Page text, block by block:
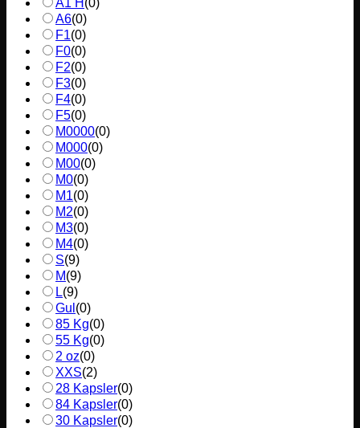
A6(0)
F1(0)
F0(0)
F2(0)
F3(0)
F4(0)
F5(0)
M0000(0)
M000(0)
M00(0)
M0(0)
M1(0)
M2(0)
M3(0)
M4(0)
S(9)
M(9)
L(9)
Gul (0)
85 Kg(0)
55 Kg(0)
2 oz(0)
XXS(2)
28 Kapsler(0)
84 Kapsler(0)
30 Kapsler(0)